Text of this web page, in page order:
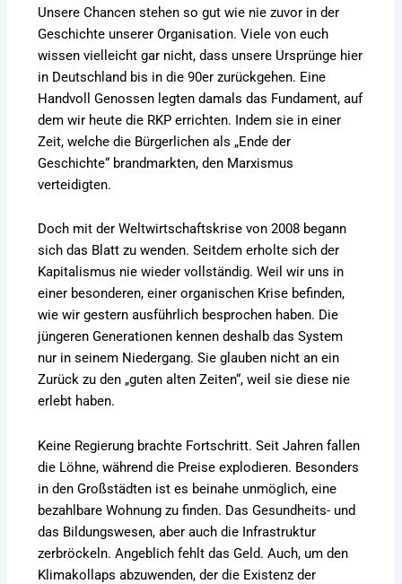
Unsere Chancen stehen so gut wie nie zuvor in der
Geschichte unserer Organisation. Viele von euch
wissen vielleicht gar nicht, dass unsere Ursprünge hier
in Deutschland bis in die 90er zurückgehen. Eine
Handvoll Genossen legten damals das Fundament, auf
dem wir heute die RKP errichten. Indem sie in einer
Zeit, welche die Bürgerlichen als „Ende der
Geschichte“ brandmarkten, den Marxismus
verteidigten.
Doch mit der Weltwirtschaftskrise von 2008 begann
sich das Blatt zu wenden. Seitdem erholte sich der
Kapitalismus nie wieder vollständig. Weil wir uns in
einer besonderen, einer organischen Krise befinden,
wie wir gestern ausführlich besprochen haben. Die
jüngeren Generationen kennen deshalb das System
nur in seinem Niedergang. Sie glauben nicht an ein
Zurück zu den „guten alten Zeiten“, weil sie diese nie
erlebt haben.
Keine Regierung brachte Fortschritt. Seit Jahren fallen
die Löhne, während die Preise explodieren. Besonders
in den Großstädten ist es beinahe unmöglich, eine
bezahlbare Wohnung zu finden. Das Gesundheits- und
das Bildungswesen, aber auch die Infrastruktur
zerbröckeln. Angeblich fehlt das Geld. Auch, um den
Klimakollaps abzuwenden, der die Existenz der